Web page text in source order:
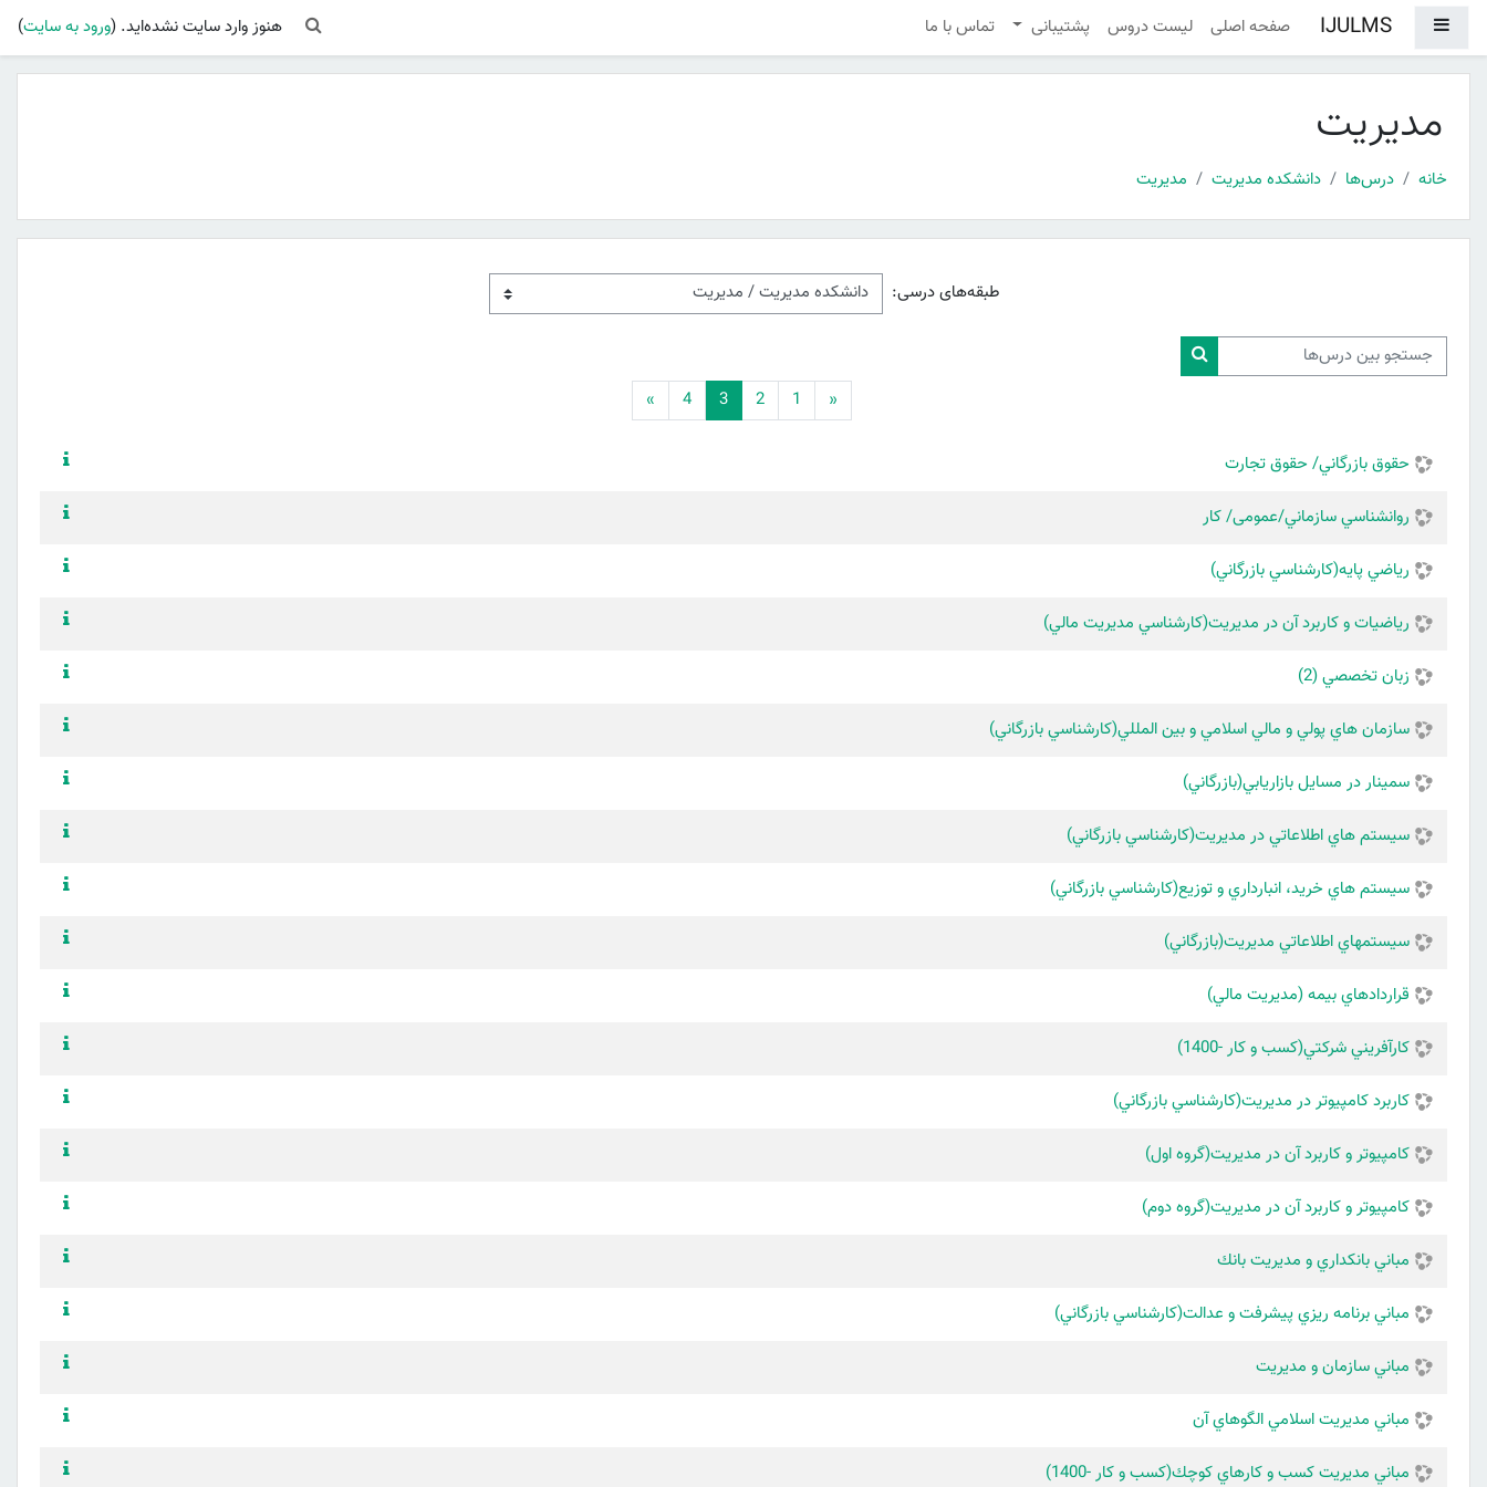
پرش به محتوای اصلی
پنل کناریIJULMS صفحه اصلی لیست دروس پشتیبانی تماس با ما Toggle search input
هنوز وارد سایت نشده‌اید. (ورود به سایت)
مدیریت
خانه درس‌ها دانشکده مدیریت مدیریت
طبقه‌های درسی:
جستجو بین درس‌ها
جستجو بین درس‌ها
« قبلی1
2
3
(current)
4
»
حقوق بازرگاني/ حقوق تجارت
روانشناسي سازماني/عمومی/ کار
رياضي پايه(كارشناسي بازرگاني)
رياضيات و كاربرد آن در مديريت(كارشناسي مديريت مالي)
زبان تخصصي (2)
سازمان هاي پولي و مالي اسلامي و بين المللي(كارشناسي بازرگاني)
سمينار در مسايل بازاريابي(بازرگاني)
سيستم هاي اطلاعاتي در مديريت(كارشناسي بازرگاني)
سيستم هاي خريد، انبارداري و توزيع(كارشناسي بازرگاني)
سيستمهاي اطلاعاتي مديريت(بازرگاني)
قراردادهاي بيمه (مديريت مالي)
كارآفريني شركتي(كسب و كار -1400)
كاربرد كامپيوتر در مديريت(كارشناسي بازرگاني)
كامپيوتر و كاربرد آن در مديريت(گروه اول)
كامپيوتر و كاربرد آن در مديريت(گروه دوم)
مباني بانكداري و مديريت بانك
مباني برنامه ريزي پيشرفت و عدالت(كارشناسي بازرگاني)
مباني سازمان و مديريت
مباني مديريت اسلامي الگوهاي آن
مباني مديريت كسب و كارهاي كوچك(كسب و كار -1400)